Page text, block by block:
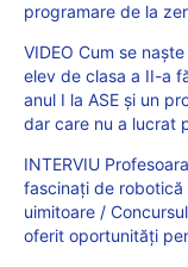
programare de la
VIDEO Cum se
elev de clasa a II-a
anul I la ASE și un
dar care nu a lucrat
INTERVIU
fascinați de
uimitoare /
oferit oportunități